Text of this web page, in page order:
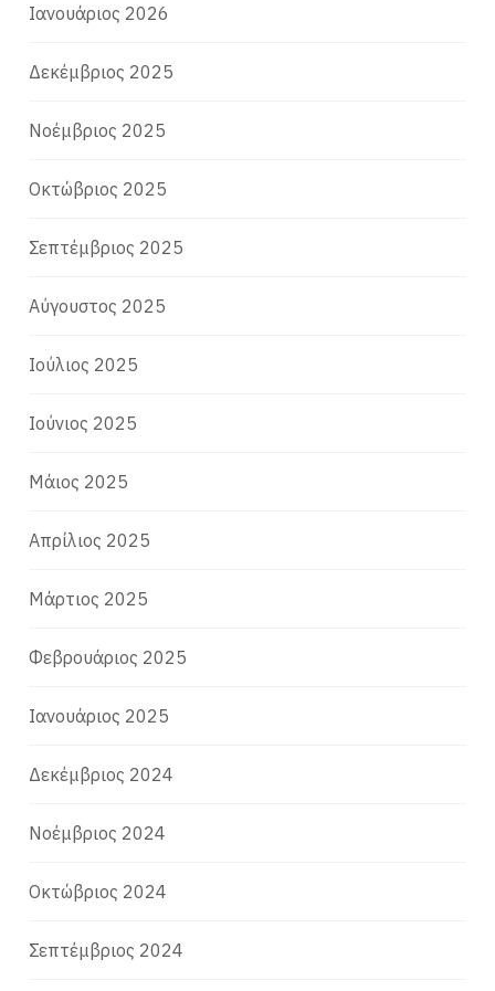
Ιανουάριος 2026
Δεκέμβριος 2025
Νοέμβριος 2025
Οκτώβριος 2025
Σεπτέμβριος 2025
Αύγουστος 2025
Ιούλιος 2025
Ιούνιος 2025
Μάιος 2025
Απρίλιος 2025
Μάρτιος 2025
Φεβρουάριος 2025
Ιανουάριος 2025
Δεκέμβριος 2024
Νοέμβριος 2024
Οκτώβριος 2024
Σεπτέμβριος 2024